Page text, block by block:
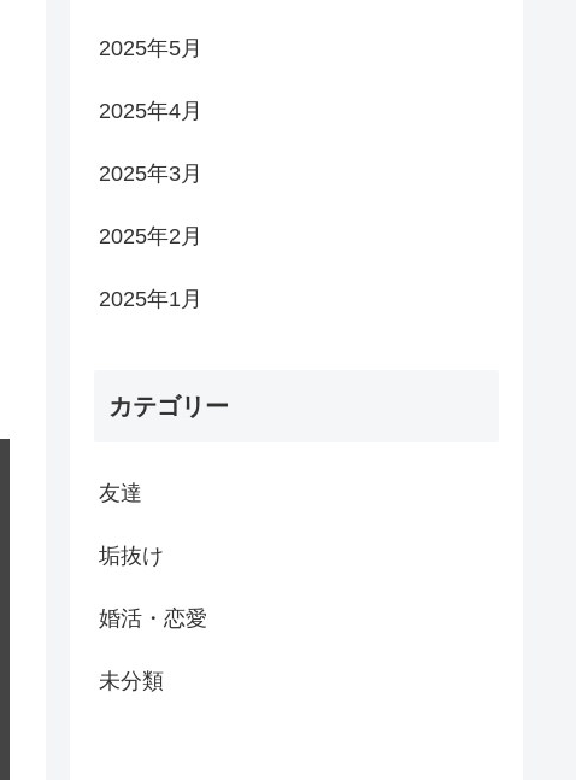
2025年5月
2025年4月
2025年3月
2025年2月
2025年1月
カテゴリー
友達
垢抜け
婚活・恋愛
未分類